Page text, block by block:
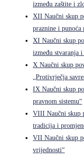
između zaštite i
XII Naučni skup
praznine i punoća
XI Naučni skup
između stvaranja i
X Naučni skup
„Protivrječja
IX Naučni skup
pravnom sistemu“
VIII Naučni skup
tradicija i
VII Naučni skup
vrijednosti“